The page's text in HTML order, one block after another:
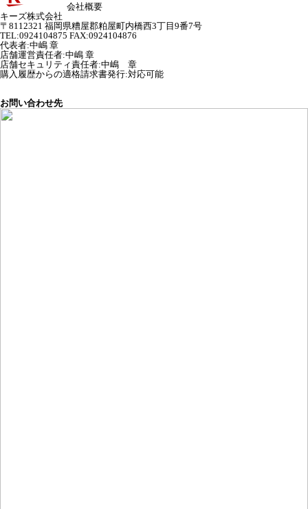
会社概要
キーズ株式会社
〒8112321 福岡県糟屋郡粕屋町内橋西3丁目9番7号
TEL:0924104875 FAX:0924104876
代表者:中嶋 章
店舗運営責任者:中嶋 章
店舗セキュリティ責任者:中嶋 章
購入履歴からの適格請求書発行:対応可能
お問い合わせ先